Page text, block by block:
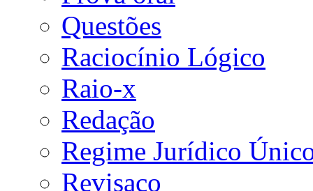
Questões
Raciocínio Lógico
Raio-x
Redação
Regime Jurídico
Revisaço